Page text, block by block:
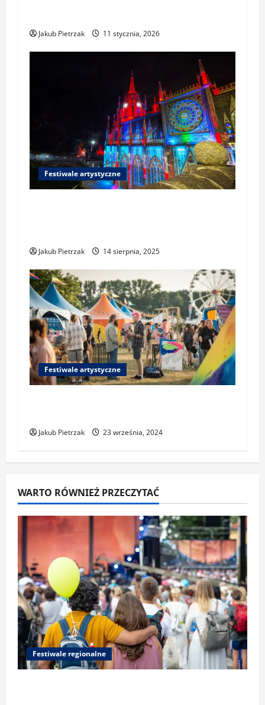
Jakub Pietrzak 11 stycznia, 2026
Festiwale artystyczne
Jakub Pietrzak 14 sierpnia, 2025
Festiwale artystyczne
Jakub Pietrzak 23 września, 2024
WARTO RÓWNIEŻ PRZECZYTAĆ
Festiwale regionalne